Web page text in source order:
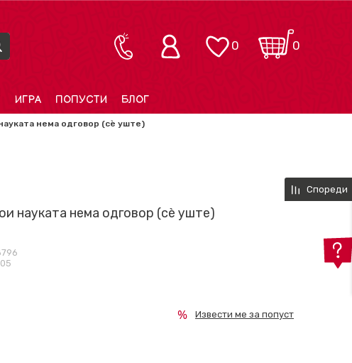
0
0
ИГРА ПОПУСТИ БЛОГ
нема одговор (сè уште)
науката нема одговор (сè уште)
Извести ме за попуст
Спореди